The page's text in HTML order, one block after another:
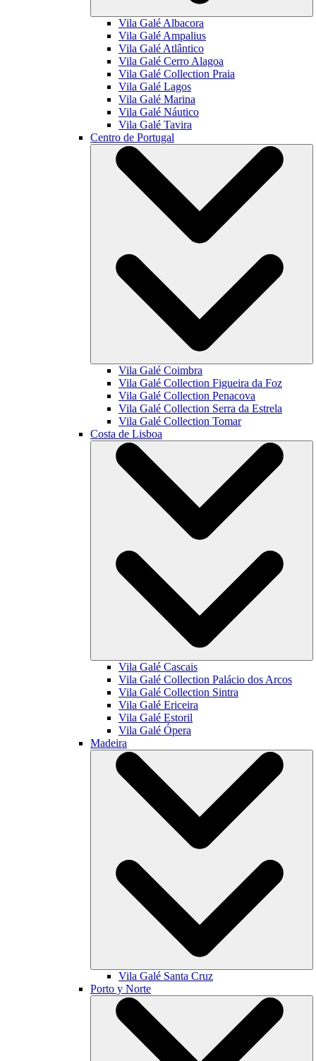
Vila Galé Albacora
Vila Galé Ampalius
Vila Galé Atlântico
Vila Galé Cerro Alagoa
Vila Galé Collection Praia
Vila Galé Lagos
Vila Galé Marina
Vila Galé Náutico
Vila Galé Tavira
Centro de Portugal
Vila Galé Coimbra
Vila Galé Collection Figueira da Foz
Vila Galé Collection Penacova
Vila Galé Collection Serra da Estrela
Vila Galé Collection Tomar
Costa de Lisboa
Vila Galé Cascais
Vila Galé Collection Palácio dos Arcos
Vila Galé Collection Sintra
Vila Galé Ericeira
Vila Galé Estoril
Vila Galé Ópera
Madeira
Vila Galé Santa Cruz
Porto y Norte